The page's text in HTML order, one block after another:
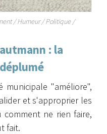
/Humeur/Politique/
: la
municipale "améliore",
et s'approprier les
comment ne rien faire,
fait.